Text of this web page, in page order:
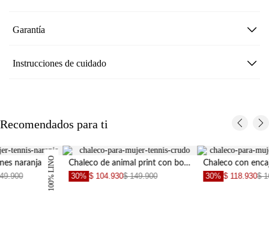
Garantía
Instrucciones de cuidado
Recomendados para ti
Chaleco de animal print con botones para mujer
30% $ 104.930 $ 149.900
Chaleco con encaje crudo para mujer
30% $ 169.900